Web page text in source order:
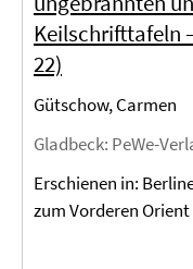
Keilschrifttafeln
22)
Gütschow, Carmen
Gladbeck: PeWe-
Erschienen in:
zum Vorderen Orient